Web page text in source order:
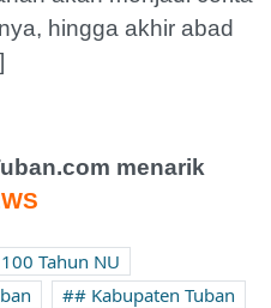
hingga akhir abad
menarik
Tahun NU
# Kabupaten Tuban